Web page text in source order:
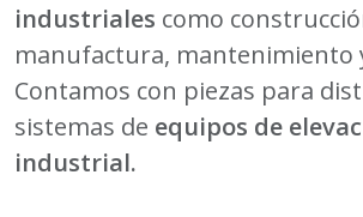
industriales como
manufactura, mantenimiento
Contamos con piezas para
sistemas de equipos de
industrial.